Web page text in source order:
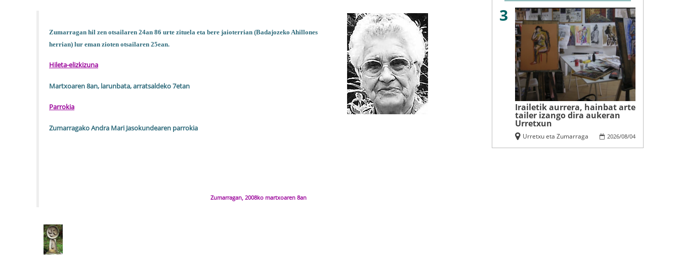
Zumarragan hil zen otsailaren 24an 86 urte zituela eta bere jaioterrian (Badajozeko Ahillones
herrian) lur eman zioten otsailaren 25ean.
Hileta-elizkizuna
Martxoaren 8an, larunbata, arratsaldeko 7etan
Parrokia
Zumarragako Andra Mari Jasokundearen parrokia
Zumarragan, 2008ko martxoaren 8an
3
Irailetik aurrera, hainbat arte
tailer izango dira aukeran
Urretxun
2026/08/04
Urretxu eta Zumarraga